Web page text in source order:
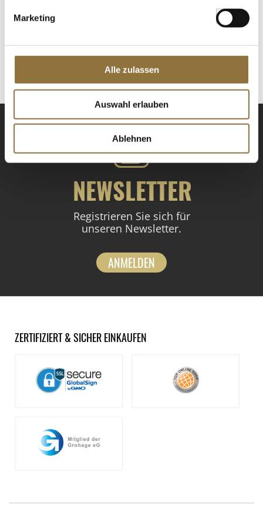
Marketing
Alle zulassen
Auswahl erlauben
Ablehnen
NEWSLETTER
Registrieren Sie sich für
unseren Newsletter.
ANMELDEN
ZERTIFIZIERT & SICHER EINKAUFEN